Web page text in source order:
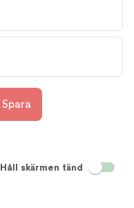
Spara
Håll skärmen tänd